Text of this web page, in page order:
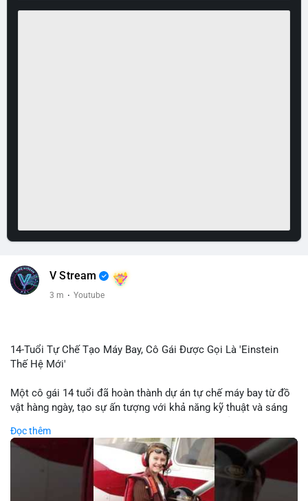
V Stream
3 m · Youtube
14-Tuổi Tự Chế Tạo Máy Bay, Cô Gái Được Gọi Là 'Einstein
Thế Hệ Mới'
Một cô gái 14 tuổi đã hoàn thành dự án tự chế máy bay từ đồ
vật hàng ngày, tạo sự ấn tượng với khả năng kỹ thuật và sáng
trình cô girl thiết kế, sản xuất và thử nghiệm máy bay, được
nhiều người so sánh với trí tuệ của Einstein. Thành tựu này
không chỉ thể hiện khả năng học tập nhanh chóng mà còn thể
hiện tiềm năng của thế hệ trẻ trong lĩnh vực công nghệ. Mặc dù
chưa liên quan trực tiếp đến tài chính hoặc crypto, sự phát
Đọc thêm